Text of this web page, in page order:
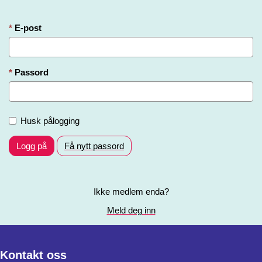
E-post
Passord
Husk pålogging
Logg på Få nytt passord
Ikke medlem enda?
Meld deg inn
Kontakt oss